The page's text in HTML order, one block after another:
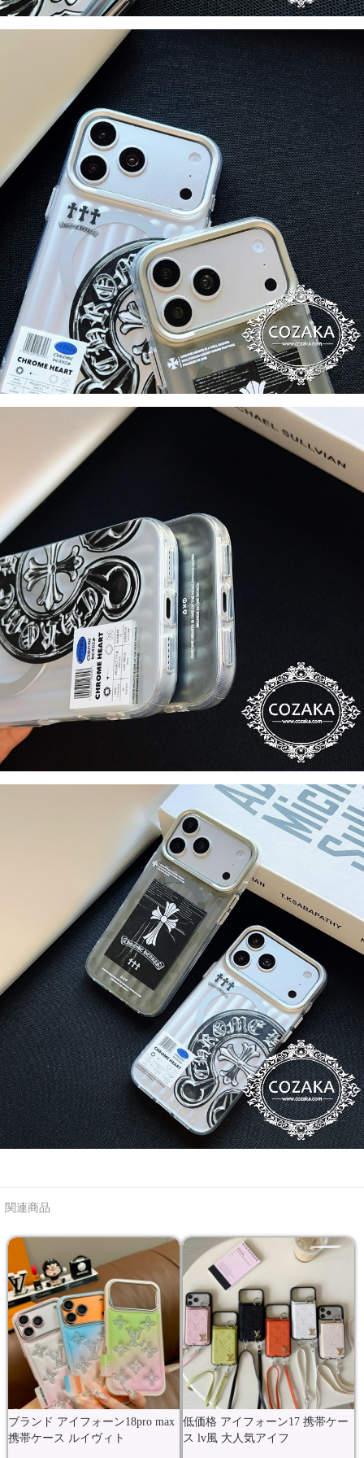
関連商品
ブランド アイフォーン18pro max
携帯ケース ルイヴィト
低価格 アイフォーン17 携帯ケー
ス lv風 大人気アイフ